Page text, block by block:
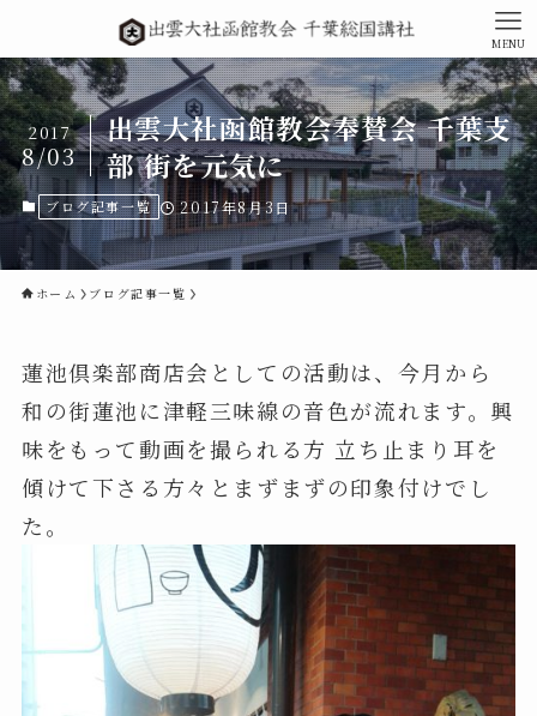
MENU
出雲大社函館教会奉賛会 千葉支
部 街を元気に
2017
8/03
ブログ記事一覧 2017年8月3日
ホーム ブログ記事一覧
蓮池倶楽部商店会としての活動は、今月から
和の街蓮池に津軽三味線の音色が流れます。興
味をもって動画を撮られる方 立ち止まり耳を
傾けて下さる方々とまずまずの印象付けでし
た。